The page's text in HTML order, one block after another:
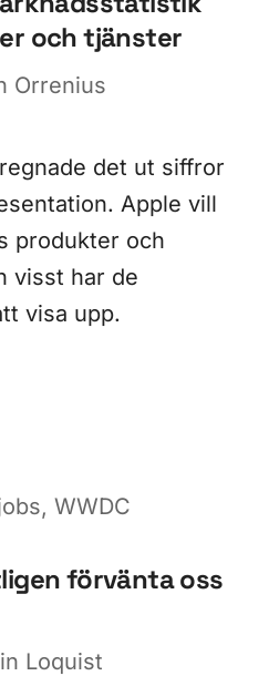
och tjänster
Orrenius
det ut siffror
Apple vill
produkter och
visst har de
visa upp.
, WWDC
förvänta oss
Loquist